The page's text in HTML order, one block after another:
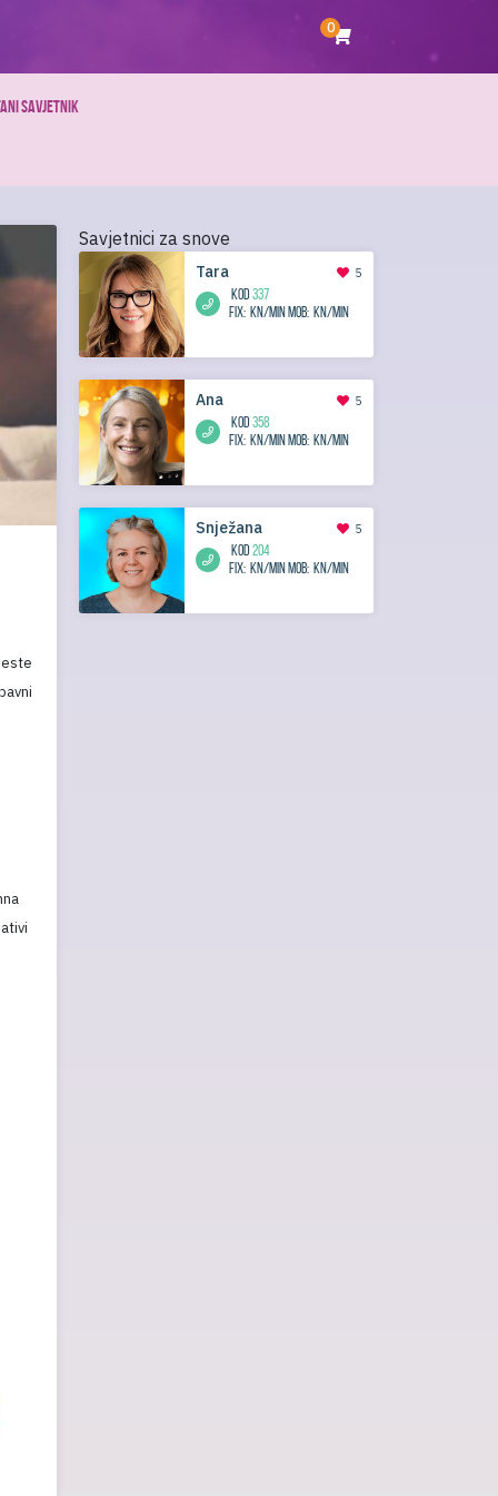
0
SAVJETNIK
Savjetnici za snove
Tara 5
KOD 337
Fix: kn/min Mob: kn/min
Ana 5
KOD 358
Fix: kn/min Mob: kn/min
Snježana 5
KOD 204
Fix: kn/min Mob: kn/min